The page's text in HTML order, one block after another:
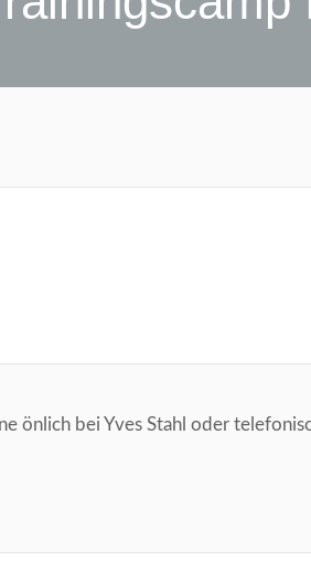
önlich bei Yves Stahl oder